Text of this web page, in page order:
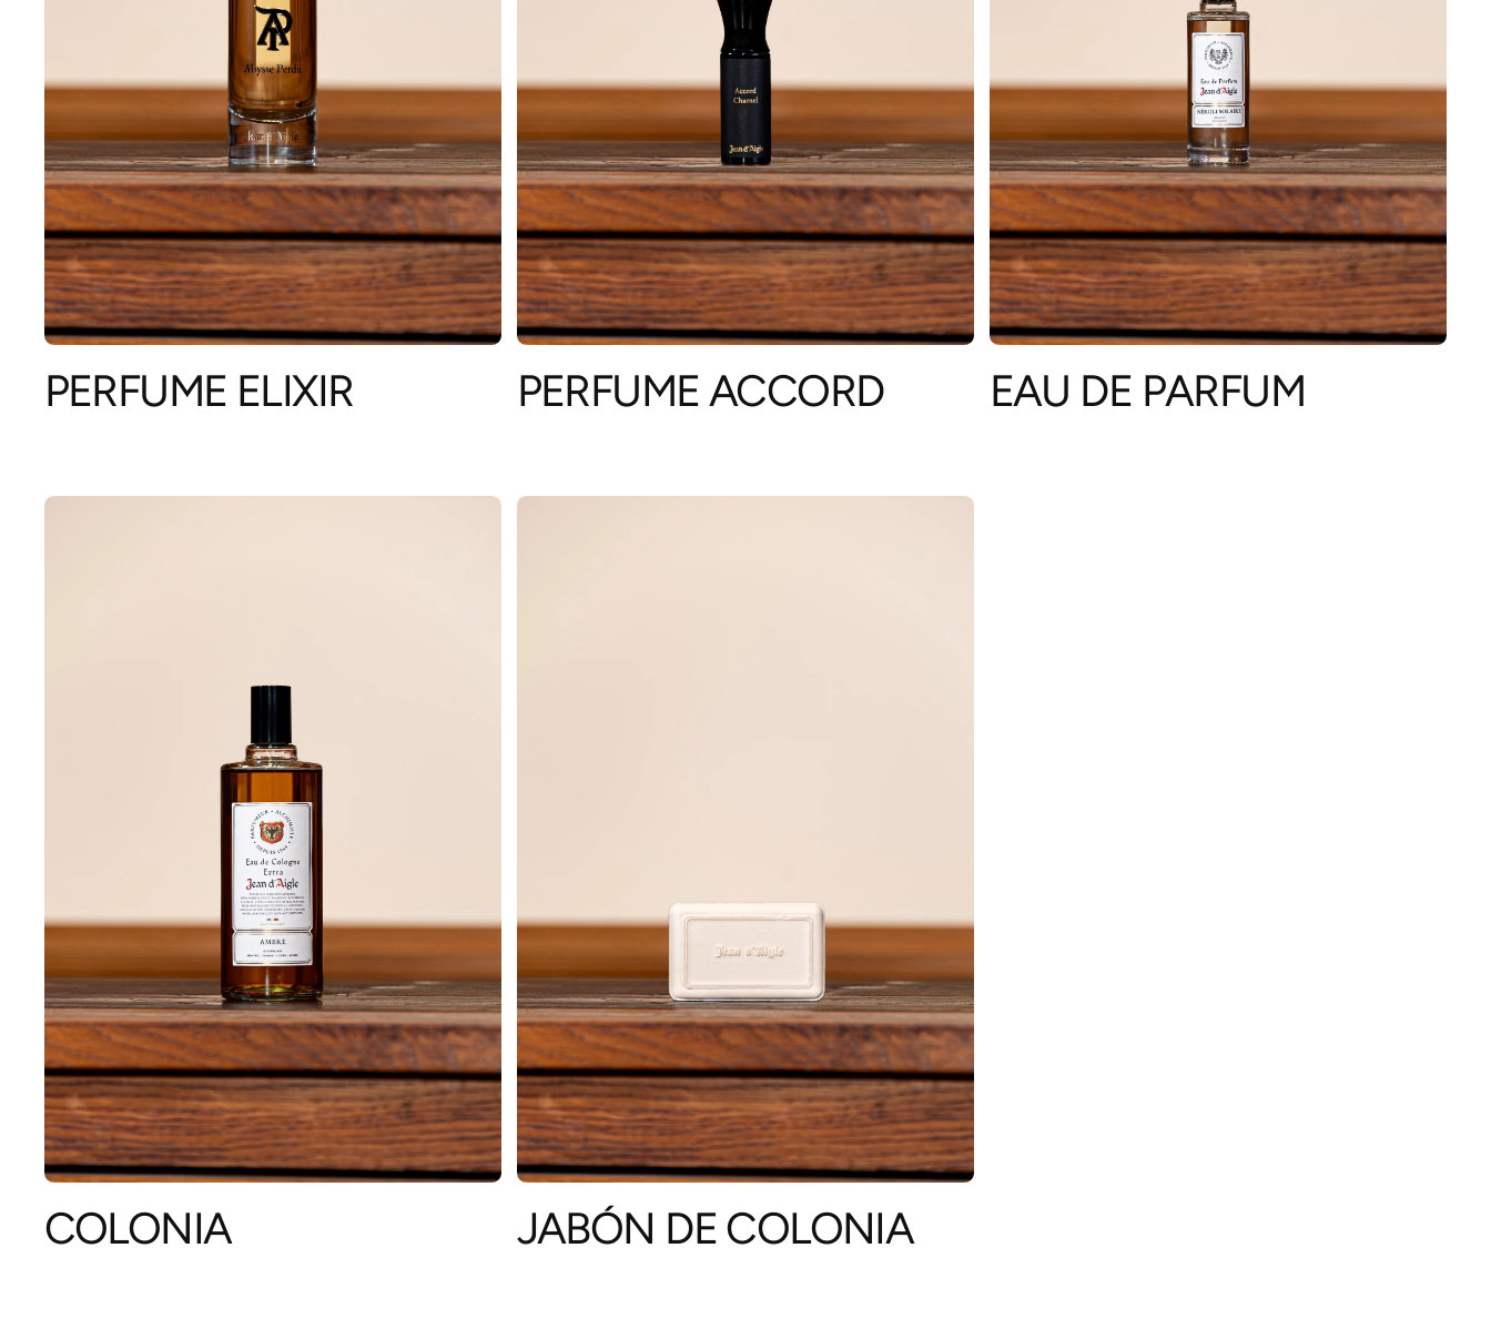
PERFUME ELIXIR PERFUME ACCORD EAU DE PARFUM
COLONIA JABÓN DE COLONIA